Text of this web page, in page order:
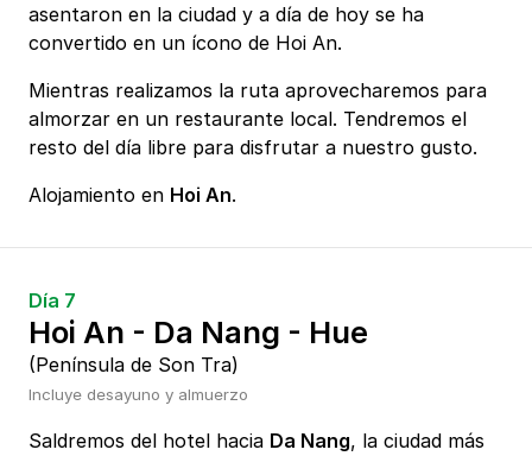
asentaron en la ciudad y a día de hoy se ha
convertido en un ícono de Hoi An.
Mientras realizamos la ruta aprovecharemos para
almorzar en un restaurante local. Tendremos el
resto del día libre para disfrutar a nuestro gusto.
Alojamiento en Hoi An.
Día 7
Hoi An - Da Nang - Hue
(Península de Son Tra)
Incluye desayuno y almuerzo
Saldremos del hotel hacia Da Nang, la ciudad más